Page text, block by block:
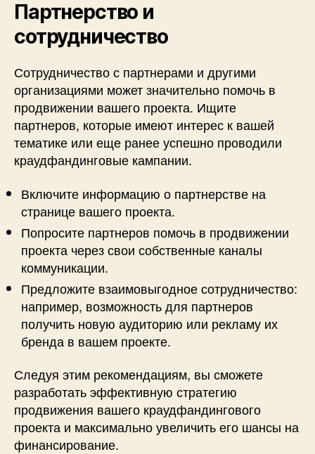
Партнерство и
сотрудничество
Сотрудничество с партнерами и другими
организациями может значительно помочь в
продвижении вашего проекта. Ищите
партнеров, которые имеют интерес к вашей
тематике или еще ранее успешно проводили
краудфандинговые кампании.
Включите информацию о партнерстве на
странице вашего проекта.
Попросите партнеров помочь в продвижении
проекта через свои собственные каналы
коммуникации.
Предложите взаимовыгодное сотрудничество:
например, возможность для партнеров
получить новую аудиторию или рекламу их
бренда в вашем проекте.
Следуя этим рекомендациям, вы сможете
разработать эффективную стратегию
продвижения вашего краудфандингового
проекта и максимально увеличить его шансы на
финансирование.